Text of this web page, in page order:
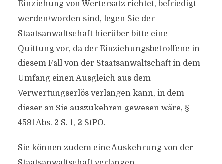
Einziehung von Wertersatz richtet, befriedigt
werden/worden sind, legen Sie der
Staatsanwaltschaft hierüber bitte eine
Quittung vor, da der Einziehungsbetroffene in
diesem Fall von der Staatsanwaltschaft in dem
Umfang einen Ausgleich aus dem
Verwertungserlös verlangen kann, in dem
dieser an Sie auszukehren gewesen wäre, §
459l Abs. 2 S. 1, 2 StPO.
Sie können zudem eine Auskehrung von der